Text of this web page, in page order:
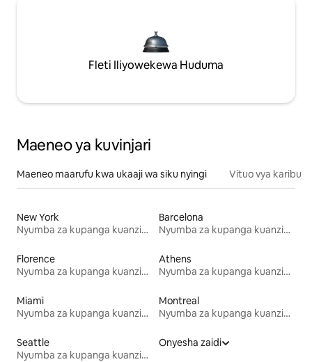
Fleti Iliyowekewa Huduma
Maeneo ya kuvinjari
Maeneo maarufu kwa ukaaji wa siku nyingi Vituo vya karibu
New York
Nyumba za kupanga kuanzia mwezi mmoja
Barcelona
Nyumba za kupanga kuanzia mwezi mmoja
Florence
Nyumba za kupanga kuanzia mwezi mmoja
Athens
Nyumba za kupanga kuanzia mwezi mmoja
Miami
Nyumba za kupanga kuanzia mwezi mmoja
Montreal
Nyumba za kupanga kuanzia mwezi mmoja
Seattle
Nyumba za kupanga kuanzia mwezi mmoja
Onyesha zaidi